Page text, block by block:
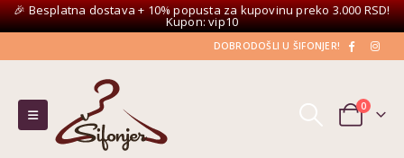
🎉 Besplatna dostava + 10% popusta za kupovinu preko 3.000 RSD!
Kupon: vip10
DOBRODOŠLI U ŠIFONJER!
0